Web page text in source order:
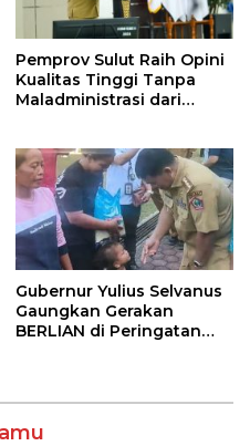
Pemprov Sulut Raih Opini
Kualitas Tinggi Tanpa
Maladministrasi dari
Gubernur Yulius Selvanus
Gaungkan Gerakan
BERLIAN di Peringatan